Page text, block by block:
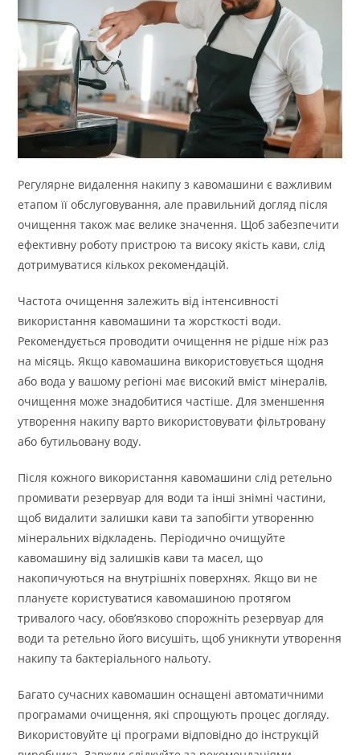
Регулярне видалення накипу з кавомашини є важливим
етапом її обслуговування, але правильний догляд після
очищення також має велике значення. Щоб забезпечити
ефективну роботу пристрою та високу якість кави, слід
дотримуватися кількох рекомендацій.
Частота очищення залежить від інтенсивності
використання кавомашини та жорсткості води.
Рекомендується проводити очищення не рідше ніж раз
на місяць. Якщо кавомашина використовується щодня
або вода у вашому регіоні має високий вміст мінералів,
очищення може знадобитися частіше. Для зменшення
утворення накипу варто використовувати фільтровану
або бутильовану воду.
Після кожного використання кавомашини слід ретельно
промивати резервуар для води та інші знімні частини,
щоб видалити залишки кави та запобігти утворенню
мінеральних відкладень. Періодично очищуйте
кавомашину від залишків кави та масел, що
накопичуються на внутрішніх поверхнях. Якщо ви не
плануєте користуватися кавомашиною протягом
тривалого часу, обов’язково спорожніть резервуар для
води та ретельно його висушіть, щоб уникнути утворення
накипу та бактеріального нальоту.
Багато сучасних кавомашин оснащені автоматичними
програмами очищення, які спрощують процес догляду.
Використовуйте ці програми відповідно до інструкцій